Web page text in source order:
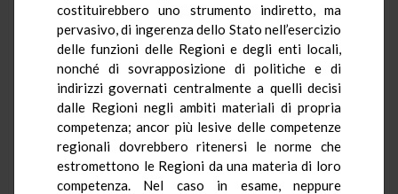
costituirebbero uno strumento indiretto, ma
pervasivo, di ingerenza dello Stato nell’esercizio
delle funzioni delle Regioni e degli enti locali,
nonché di sovrapposizione di politiche e di
indirizzi governati centralmente a quelli decisi
dalle Regioni negli ambiti materiali di propria
competenza; ancor più lesive delle competenze
regionali dovrebbero ritenersi le norme che
estromettono le Regioni da una materia di loro
competenza. Nel caso in esame, neppure